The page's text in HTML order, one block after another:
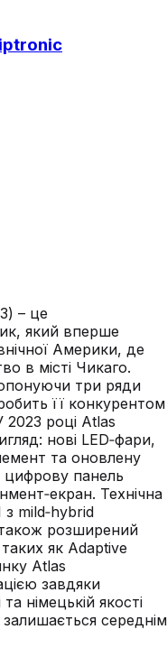
– це
який вперше
Америки, де
в місті Чикаго.
три ряди
її конкурентом
2023 році Atlas
нові LED‑фари,
та оновлену
цифрову панель
Технічна
з mild‑hybrid
розширений
як Adaptive
Atlas
завдяки
німецькій якості
середнім